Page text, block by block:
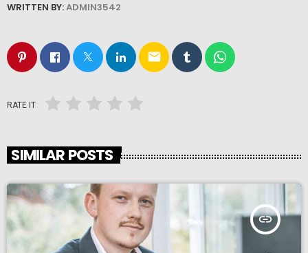
WRITTEN BY:ADMIN3542
email
RATE IT
SIMILAR POSTS
insert_link